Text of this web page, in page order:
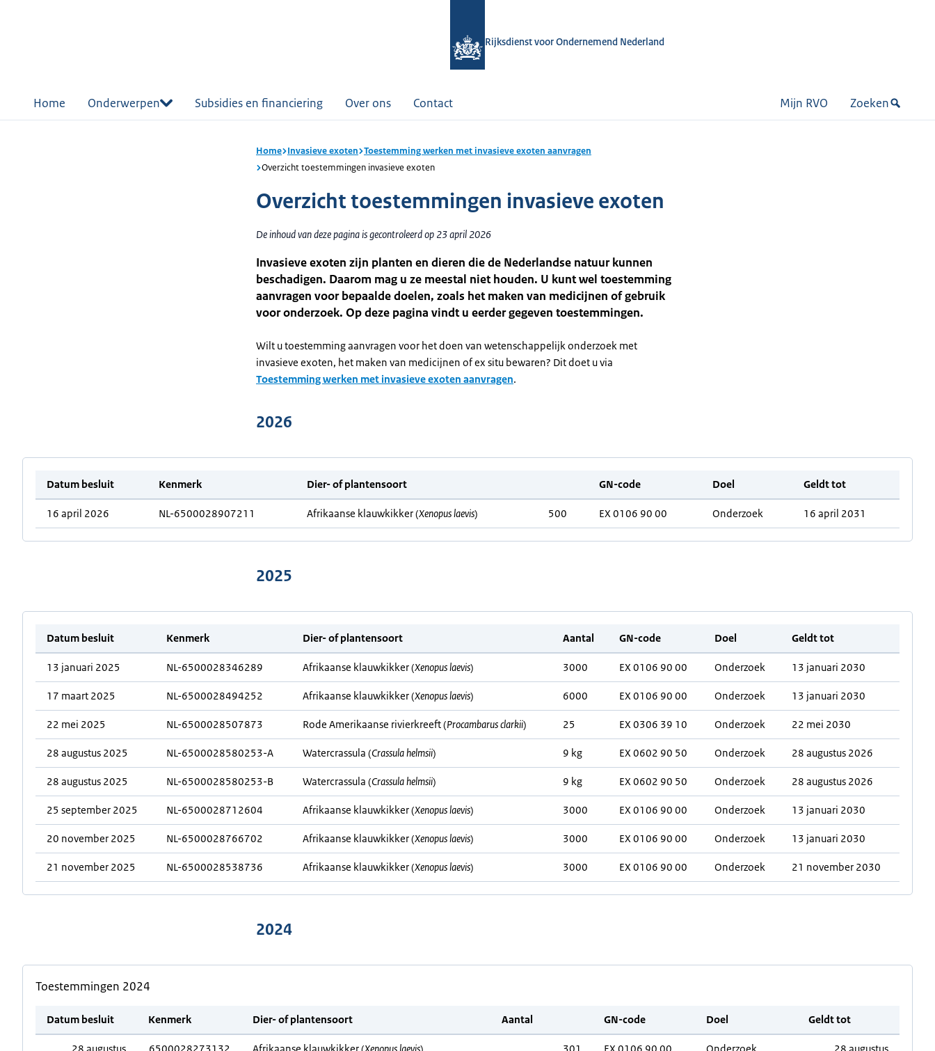
Rijksdienst voor Ondernemend Nederland
Home Onderwerpen Subsidies en financiering Over ons Contact Mijn RVO Zoeken
Home Invasieve exoten Toestemming werken met invasieve exoten aanvragen
Overzicht toestemmingen invasieve exoten
Overzicht toestemmingen invasieve exoten
De inhoud van deze pagina is gecontroleerd op 23 april 2026
Invasieve exoten zijn planten en dieren die de Nederlandse natuur kunnen
beschadigen. Daarom mag u ze meestal niet houden. U kunt wel toestemming
aanvragen voor bepaalde doelen, zoals het maken van medicijnen of gebruik
voor onderzoek. Op deze pagina vindt u eerder gegeven toestemmingen.
Wilt u toestemming aanvragen voor het doen van wetenschappelijk onderzoek met
invasieve exoten, het maken van medicijnen of ex situ bewaren? Dit doet u via
Toestemming werken met invasieve exoten aanvragen.
2026
Datum besluit Kenmerk Dier- of plantensoort GN-code Doel Geldt tot
16 april 2026 NL-6500028907211 Afrikaanse klauwkikker (Xenopus laevis) 500 EX 0106 90 00 Onderzoek 16 april 2031
2025
Datum besluit Kenmerk Dier- of plantensoort Aantal GN-code Doel Geldt tot
13 januari 2025 NL-6500028346289 Afrikaanse klauwkikker (Xenopus laevis) 3000 EX 0106 90 00 Onderzoek 13 januari 2030
17 maart 2025 NL-6500028494252 Afrikaanse klauwkikker (Xenopus laevis) 6000 EX 0106 90 00 Onderzoek 13 januari 2030
22 mei 2025 NL-6500028507873 Rode Amerikaanse rivierkreeft (Procambarus clarkii) 25 EX 0306 39 10 Onderzoek 22 mei 2030
28 augustus 2025 NL-6500028580253-A Watercrassula (Crassula helmsii) 9 kg EX 0602 90 50 Onderzoek 28 augustus 2026
28 augustus 2025 NL-6500028580253-B Watercrassula (Crassula helmsii) 9 kg EX 0602 90 50 Onderzoek 28 augustus 2026
25 september 2025 NL-6500028712604 Afrikaanse klauwkikker (Xenopus laevis) 3000 EX 0106 90 00 Onderzoek 13 januari 2030
20 november 2025 NL-6500028766702 Afrikaanse klauwkikker (Xenopus laevis) 3000 EX 0106 90 00 Onderzoek 13 januari 2030
21 november 2025 NL-6500028538736 Afrikaanse klauwkikker (Xenopus laevis) 3000 EX 0106 90 00 Onderzoek 21 november 2030
2024
Toestemmingen 2024
Datum besluit Kenmerk Dier- of plantensoort Aantal GN-code Doel Geldt tot